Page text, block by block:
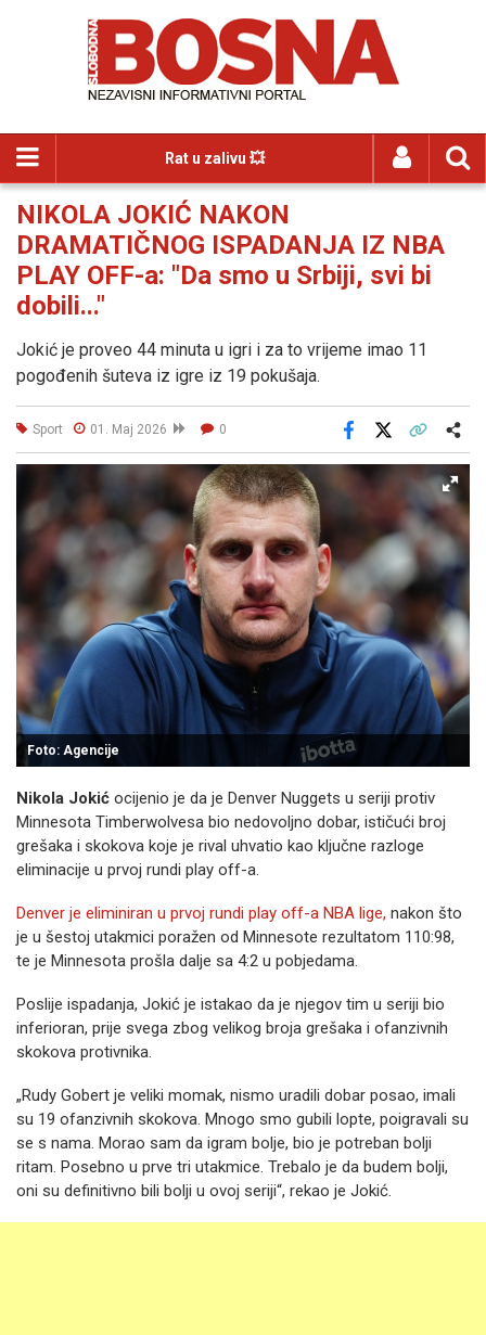
Rat u zalivu 💥
NIKOLA JOKIĆ NAKON
DRAMATIČNOG ISPADANJA IZ NBA
PLAY OFF-a: "Da smo u Srbiji, svi bi
dobili..."
Jokić je proveo 44 minuta u igri i za to vrijeme imao 11
pogođenih šuteva iz igre iz 19 pokušaja.
Sport 01. Maj 2026 0
Facebook
Foto: Agencije
Nikola Jokić ocijenio je da je Denver Nuggets u seriji protiv
Minnesota Timberwolvesa bio nedovoljno dobar, ističući broj
grešaka i skokova koje je rival uhvatio kao ključne razloge
eliminacije u prvoj rundi play off-a.
Denver je eliminiran u prvoj rundi play off-a NBA lige, nakon što
je u šestoj utakmici poražen od Minnesote rezultatom 110:98,
te je Minnesota prošla dalje sa 4:2 u pobjedama.
Poslije ispadanja, Jokić je istakao da je njegov tim u seriji bio
inferioran, prije svega zbog velikog broja grešaka i ofanzivnih
skokova protivnika.
„Rudy Gobert je veliki momak, nismo uradili dobar posao, imali
su 19 ofanzivnih skokova. Mnogo smo gubili lopte, poigravali su
se s nama. Morao sam da igram bolje, bio je potreban bolji
ritam. Posebno u prve tri utakmice. Trebalo je da budem bolji,
oni su definitivno bili bolji u ovoj seriji“, rekao je Jokić.